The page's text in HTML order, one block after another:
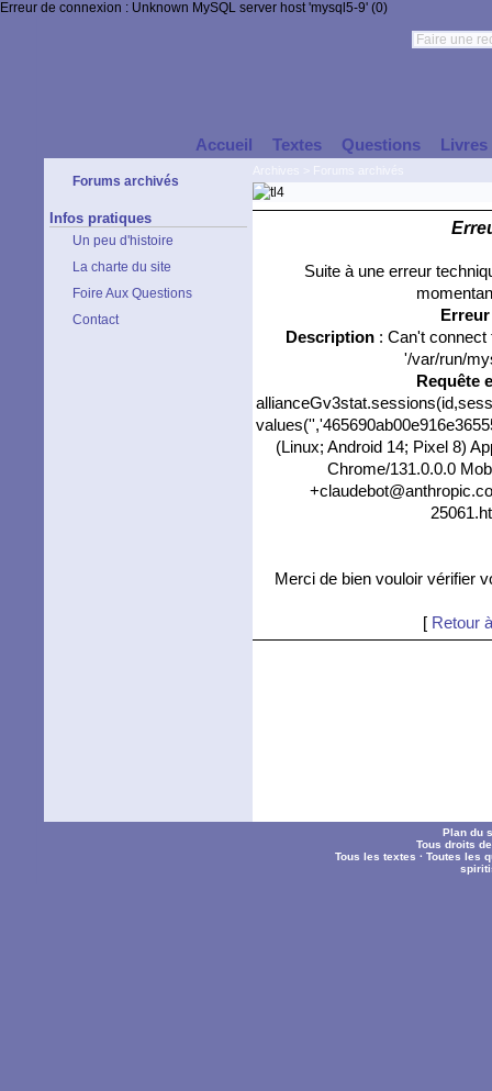
Erreur de connexion : Unknown MySQL server host 'mysql5-9' (0)
Accueil Textes Questions Livres
Forums archivés
Infos pratiques
Un peu d'histoire
La charte du site
Foire Aux Questions
Contact
Suite à une erreur
Description: Can't connect
'/var/run/
Requête
(Linux; Android 14; Pixel 8)
Chrome/131.0.0.0
Merci de bien vouloir vérifier
[ Retour
Plan du
Tous droits
Tous les textes ·Toutes les